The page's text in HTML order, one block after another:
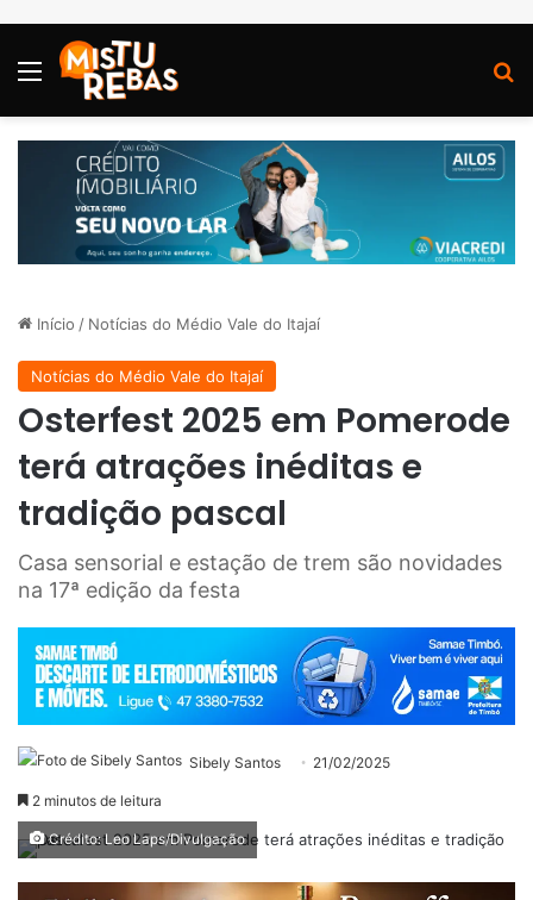
Menu
Início / Notícias do Médio Vale do Itajaí
Notícias do Médio Vale do Itajaí
Osterfest 2025 em Pomerode
terá atrações inéditas e
tradição pascal
Casa sensorial e estação de trem são novidades
na 17ª edição da festa
Sibely Santos 21/02/2025
2 minutos de leitura
Crédito: Leo Laps/Divulgação